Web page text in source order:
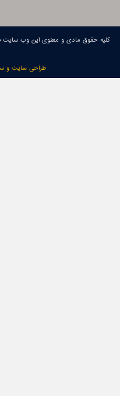
كلیه حقوق مادی و معنوی این وب سایت
طراحی سایت و